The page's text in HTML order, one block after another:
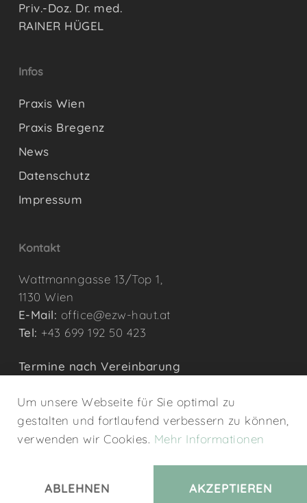
Priv.-Doz. Dr. med.
RAINER HÜGEL
Infos
Praxis Wien
Praxis Bregenz
News
Datenschutz
Impressum
Kontakt
Wattmanngasse 13/Top 1,
1130 Wien
E-Mail: office@ezw-haut.at
Tel: +43 699 192 50 423
Termine nach Vereinbarung
Um unsere Webseite für Sie optimal zu
gestalten und fortlaufend verbessern zu können,
verwenden wir Cookies. Mehr Informationen
ABLEHNEN AKZEPTIEREN